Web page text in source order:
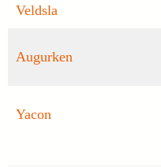
Veldsla
Augurken
Yacon